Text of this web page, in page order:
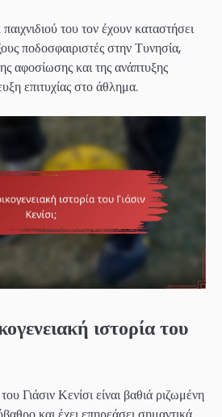
του τον έχουν καταστήσει
ποδοσφαιριστές στην Τυνησία,
αφοσίωσης και της ανάπτυξης
επιτυχίας στο άθλημα.
ιστορία του
Γιάσιν Κενίσι είναι βαθιά ριζωμένη